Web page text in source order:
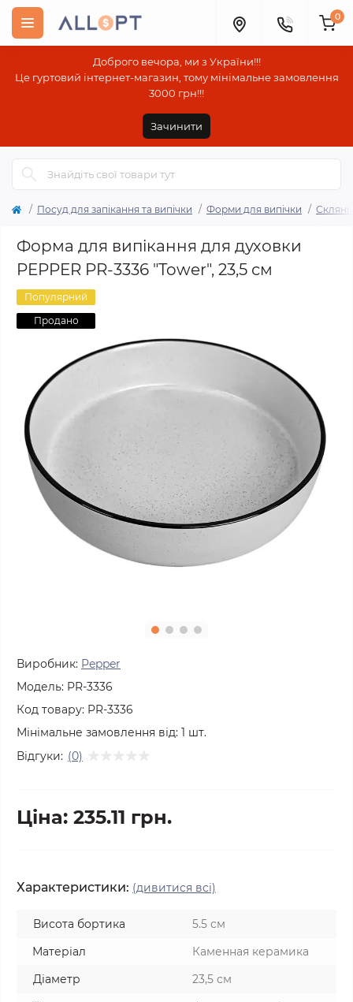
Доброго вечора, ми з України!!!
Це гуртовий інтернет-магазин, тому мінімальне замовлення
3000 грн!!!
Зачинити
0
Посуд для запікання та випічки Форми для випічки Скляні
Форма для випікання для духовки
PEPPER PR-3336 "Tower", 23,5 см
Популярний
Продано
Виробник: Pepper
Модель: PR-3336
Код товару: PR-3336
Мінімальне замовлення від: 1 шт.
Відгуки: (0)
Ціна: 235.11 грн.
Характеристики: (дивитися всі)
Висота бортика
5.5 см
Матеріал
Каменная керамика
Діаметр
23,5 см